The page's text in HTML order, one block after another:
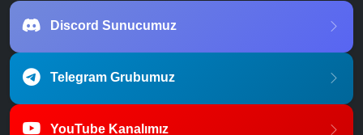
Discord Sunucumuz
Telegram Grubumuz
YouTube Kanalımız